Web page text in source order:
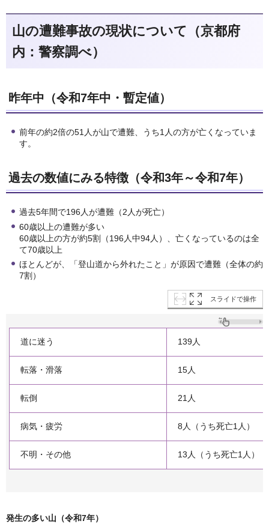
山の遭難事故の現状について（京都府
内：警察調べ）
昨年中（令和7年中・暫定値）
前年の約2倍の51人が山で遭難、うち1人の方が亡くなっていま
す。
過去の数値にみる特徴（令和3年～令和7年）
過去5年間で196人が遭難（2人が死亡）
60歳以上の遭難が多い
60歳以上の方が約5割（196人中94人）、亡くなっているのは全
て70歳以上
ほとんどが、「登山道から外れたこと」が原因で遭難（全体の約
7割）
スライドで操作
道に迷う 139人
転落・滑落 15人
転倒 21人
病気・疲労 8人（うち死亡1人）
不明・その他 13人（うち死亡1人）
発生の多い山（令和7年）